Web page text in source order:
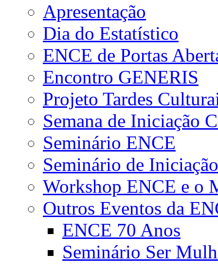
Apresentação
Dia do Estatístico
ENCE de Portas
Encontro GENERIS
Projeto Tardes
Semana de Iniciação
Seminário ENCE
Seminário de
Workshop ENCE e o
Outros Eventos da
ENCE 70 Anos
Seminário Ser